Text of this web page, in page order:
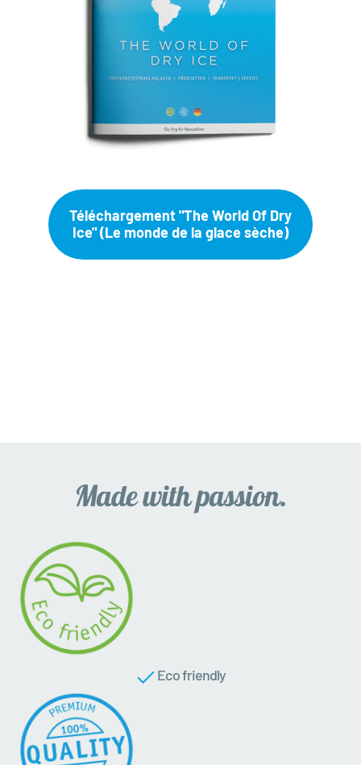
Téléchargement "The World Of Dry
Ice" (Le monde de la glace sèche)
Eco friendly